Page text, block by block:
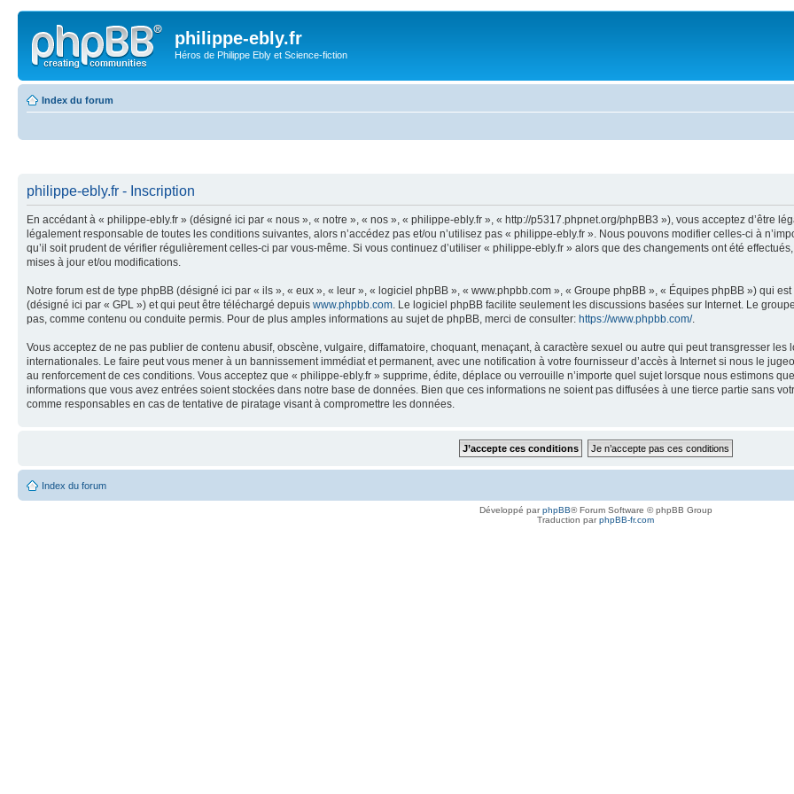
philippe-ebly.fr
Héros de Philippe Ebly et Science-fiction
Index du forum
philippe-ebly.fr - Inscription
En accédant à « philippe-ebly.fr » (désigné ici par « nous », « notre », « nos », « philippe-ebly.fr », « http://p5317.phpnet.org/phpBB3 »), vous acceptez d’être
légalement responsable de toutes les conditions suivantes, alors n’accédez pas et/ou n’utilisez pas « philippe-ebly.fr ». Nous pouvons modifier celles-ci à
qu’il soit prudent de vérifier régulièrement celles-ci par vous-même. Si vous continuez d’utiliser « philippe-ebly.fr » alors que des changements ont été
mises à jour et/ou modifications.
Notre forum est de type phpBB (désigné ici par « ils », « eux », « leur », « logiciel phpBB », « www.phpbb.com », « Groupe phpBB », « Équipes phpBB ») qui
(désigné ici par « GPL ») et qui peut être téléchargé depuis www.phpbb.com. Le logiciel phpBB facilite seulement les discussions basées sur Internet. Le
pas, comme contenu ou conduite permis. Pour de plus amples informations au sujet de phpBB, merci de consulter: https://www.phpbb.com/.
Vous acceptez de ne pas publier de contenu abusif, obscène, vulgaire, diffamatoire, choquant, menaçant, à caractère sexuel ou autre qui peut transgresser
internationales. Le faire peut vous mener à un bannissement immédiat et permanent, avec une notification à votre fournisseur d’accès à Internet si nous le
au renforcement de ces conditions. Vous acceptez que « philippe-ebly.fr » supprime, édite, déplace ou verrouille n’importe quel sujet lorsque nous estimons
informations que vous avez entrées soient stockées dans notre base de données. Bien que ces informations ne soient pas diffusées à une tierce partie sans
comme responsables en cas de tentative de piratage visant à compromettre les données.
Index du forum
Développé parphpBB® Forum Software © phpBB Group
Traduction parphpBB-fr.com